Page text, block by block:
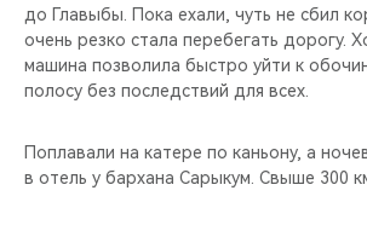
до Главыбы. Пока ехали, чуть не сбил
очень резко стала перебегать дорогу.
машина позволила быстро уйти к
полосу без последствий для всех.
Поплавали на катере по каньону, а
в отель у бархана Сарыкум. Свыше 300